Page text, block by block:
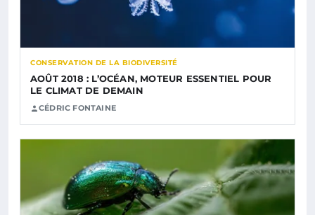
CONSERVATION DE LA BIODIVERSITÉ
AOÛT 2018 : L’OCÉAN, MOTEUR ESSENTIEL POUR
LE CLIMAT DE DEMAIN
CÉDRIC FONTAINE